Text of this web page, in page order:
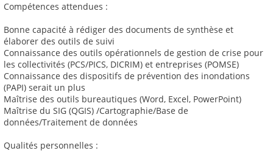
Compétences attendues :
Bonne capacité à rédiger des documents de synthèse et
élaborer des outils de suivi
Connaissance des outils opérationnels de gestion de crise pour
les collectivités (PCS/PICS, DICRIM) et entreprises (POMSE)
Connaissance des dispositifs de prévention des inondations
(PAPI) serait un plus
Maîtrise des outils bureautiques (Word, Excel, PowerPoint)
Maîtrise du SIG (QGIS) /Cartographie/Base de
données/Traitement de données
Qualités personnelles :